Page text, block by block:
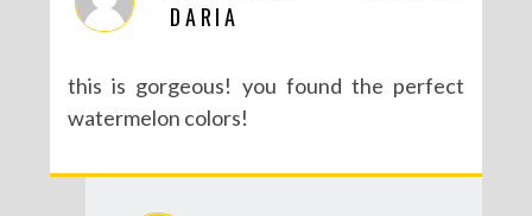
DARIA
this is gorgeous! you found the perfect
watermelon colors!